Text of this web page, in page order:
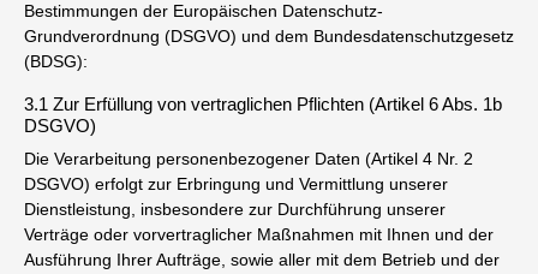
Bestimmungen der Europäischen Datenschutz-
Grundverordnung (DSGVO) und dem Bundesdatenschutzgesetz
(BDSG):
3.1 Zur Erfüllung von vertraglichen Pflichten (Artikel 6 Abs. 1b
DSGVO)
Die Verarbeitung personenbezogener Daten (Artikel 4 Nr. 2
DSGVO) erfolgt zur Erbringung und Vermittlung unserer
Dienstleistung, insbesondere zur Durchführung unserer
Verträge oder vorvertraglicher Maßnahmen mit Ihnen und der
Ausführung Ihrer Aufträge, sowie aller mit dem Betrieb und der